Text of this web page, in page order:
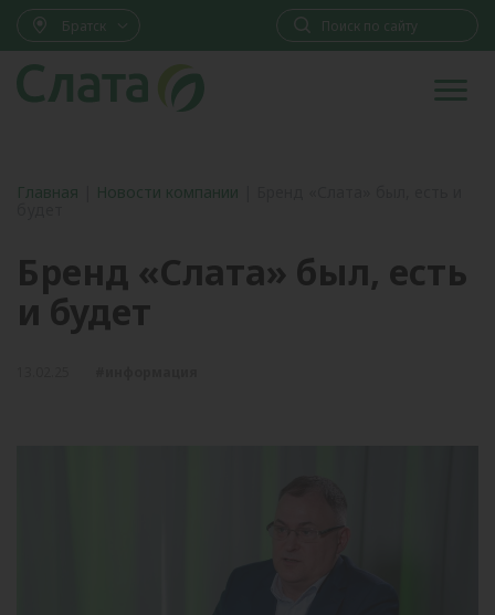
Братск
Главная Новости компании
Бренд «Слата» был, есть
и будет